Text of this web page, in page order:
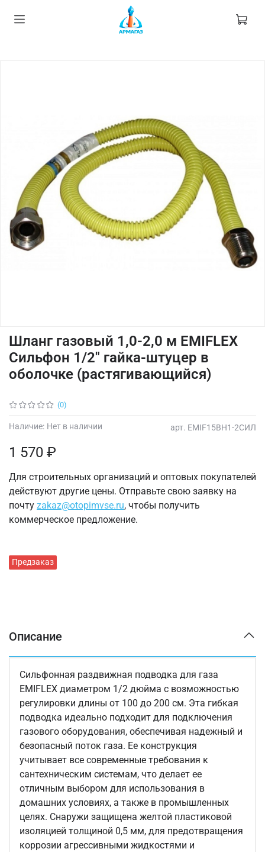
(0)
арт. EMIF15ВН1-2СИЛ
Наличие: Нет в наличии
Предзаказ
Шланг газовый 1,0-2,0 м EMIFLEX
Сильфон 1/2" гайка-штуцер в
оболочке (растягивающийся)
1 570 ₽
Для строительных организаций и оптовых покупателей
действуют другие цены. Отправьте свою заявку на
почту zakaz@otopimvse.ru, чтобы получить
коммерческое предложение.
Описание
Сильфонная раздвижная подводка для газа
EMIFLEX диаметром 1/2 дюйма с возможностью
регулировки длины от 100 до 200 см. Эта гибкая
подводка идеально подходит для подключения
газового оборудования, обеспечивая надежный и
безопасный поток газа. Ее конструкция
учитывает все современные требования к
сантехническим системам, что делает ее
отличным выбором для использования в
домашних условиях, а также в промышленных
целях. Снаружи защищена желтой пластиковой
изоляцией толщиной 0,5 мм, для предотвращения
коррозии агрессивными жидкостями и